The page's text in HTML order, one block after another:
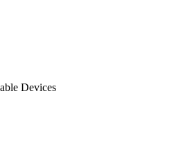
Devices